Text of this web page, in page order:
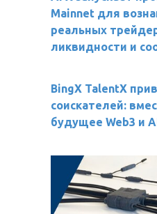
Mainnet для
реальных
ликвидности и
BingX TalentX
соискателей:
будущее Web3 и AI